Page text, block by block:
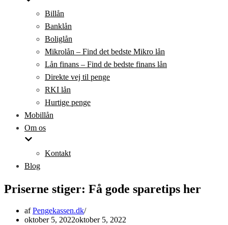
Billån
Banklån
Boliglån
Mikrolån – Find det bedste Mikro lån
Lån finans – Find de bedste finans lån
Direkte vej til penge
RKI lån
Hurtige penge
Mobillån
Om os
Kontakt
Blog
Priserne stiger: Få gode sparetips her
afPengekassen.dk
oktober 5, 2022oktober 5, 2022